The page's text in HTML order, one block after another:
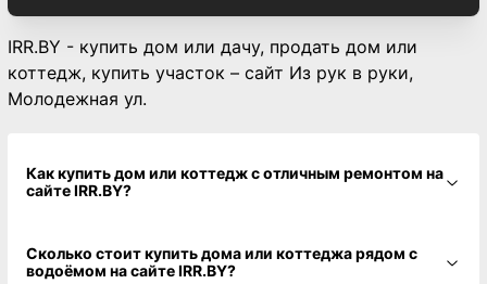
IRR.BY - купить дом или дачу, продать дом или
коттедж, купить участок – сайт Из рук в руки,
Молодежная ул.
Как купить дом или коттедж с отличным ремонтом на
сайте IRR.BY?
Сколько стоит купить дома или коттеджа рядом с
водоёмом на сайте IRR.BY?